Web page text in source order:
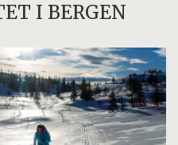
I BERGEN